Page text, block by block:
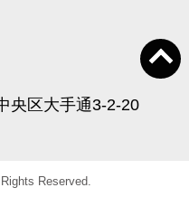
央区大手通3-2-20
Reserved.